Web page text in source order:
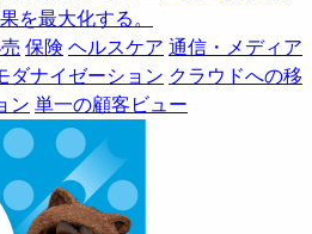
を最大化する。
保険 ヘルスケア 通信・メディア
ダナイゼーション クラウドへの移
ン 単一の顧客ビュー